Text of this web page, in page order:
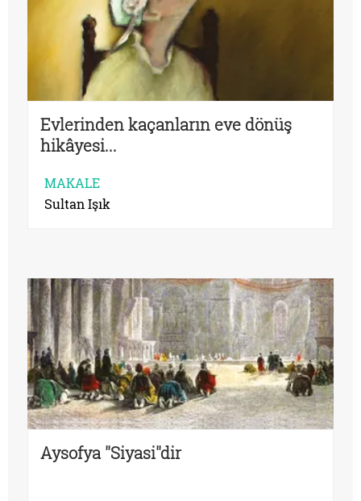
Evlerinden kaçanların eve dönüş
hikâyesi...
MAKALE
Sultan Işık
Aysofya ''Siyasi''dir